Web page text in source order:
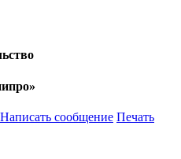
Написать сообщение Печать